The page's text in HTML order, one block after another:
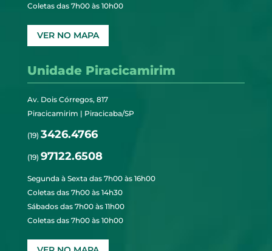
Coletas das 7h00 às 10h00
VER NO MAPA
Unidade Piracicamirim
Av. Dois Córregos, 817
Piracicamirim | Piracicaba/SP
(19) 3426.4766
(19) 97122.6508
Segunda à Sexta das 7h00 às 16h00
Coletas das 7h00 às 14h30
Sábados das 7h00 às 11h00
Coletas das 7h00 às 10h00